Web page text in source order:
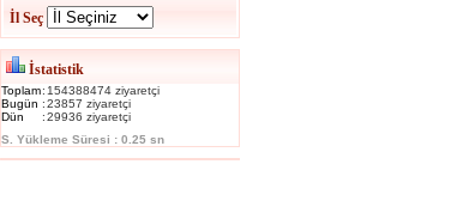
İl Seç
İstatistik
Toplam: 154388474 ziyaretçi
Bugün :23857 ziyaretçi
Dün
:29936 ziyaretçi
S. Yükleme Süresi : 0.25 sn